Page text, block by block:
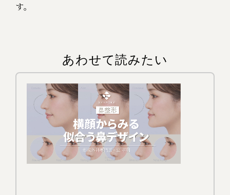
す。
あわせて読みたい